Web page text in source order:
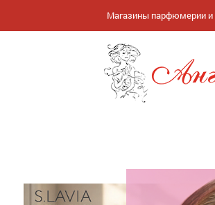
Магазины парфюмерии и